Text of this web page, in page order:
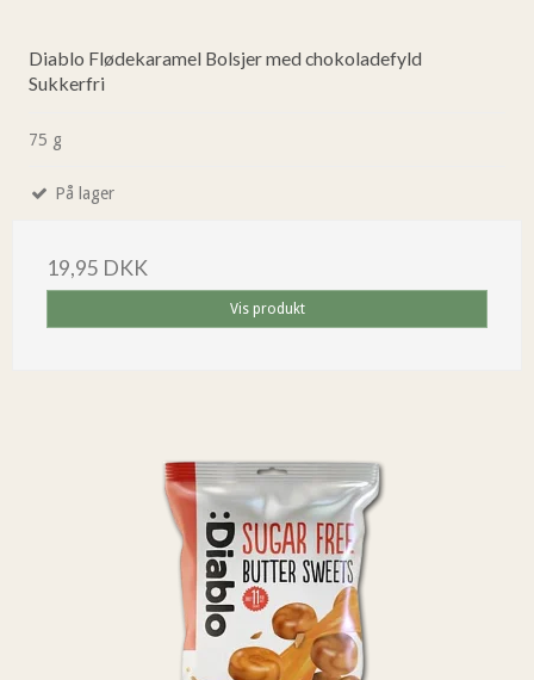
Diablo Flødekaramel Bolsjer med chokoladefyld
Sukkerfri
75 g
På lager
19,95 DKK
Vis produkt